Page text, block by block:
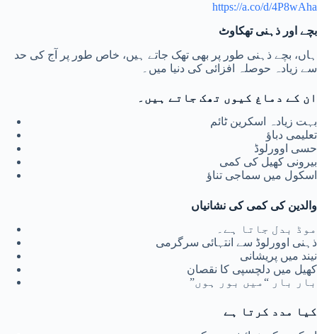
https://a.co/d/4P8wAha
بچے اور ذہنی تھکاوٹ
ہاں، بچے ذہنی طور پر بھی تھک جاتے ہیں، خاص طور پر آج کی حد
سے زیادہ حوصلہ افزائی کی دنیا میں۔
ان کے دماغ کیوں تھک جاتے ہیں۔
بہت زیادہ اسکرین ٹائم
تعلیمی دباؤ
حسی اوورلوڈ
بیرونی کھیل کی کمی
اسکول میں سماجی تناؤ
والدین کی کمی کی نشانیاں
موڈ بدل جاتا ہے۔
ذہنی اوورلوڈ سے انتہائی سرگرمی
نیند میں پریشانی
کھیل میں دلچسپی کا نقصان
بار بار “میں بور ہوں”
کیا مدد کرتا ہے